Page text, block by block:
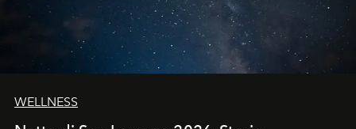
WELLNESS